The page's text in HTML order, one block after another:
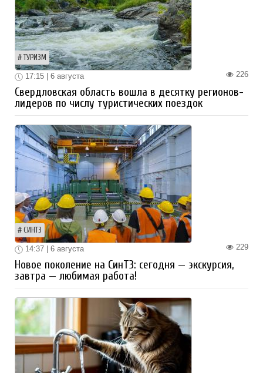
ТУРИЗМ
226
17:15 | 6 августа
Свердловская область вошла в десятку регионов-
лидеров по числу туристических поездок
СИНТЗ
229
14:37 | 6 августа
Новое поколение на СинТЗ: сегодня — экскурсия,
завтра — любимая работа!